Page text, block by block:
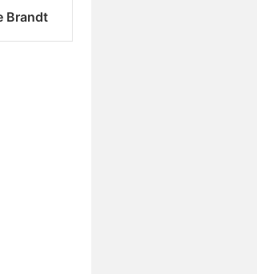
Brandt